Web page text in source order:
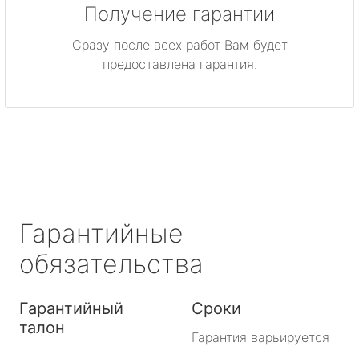
Получение гарантии
Сразу после всех работ Вам будет
предоставлена гарантия.
Гарантийные
обязательства
Гарантийный
талон
Сроки
Гарантия варьируется